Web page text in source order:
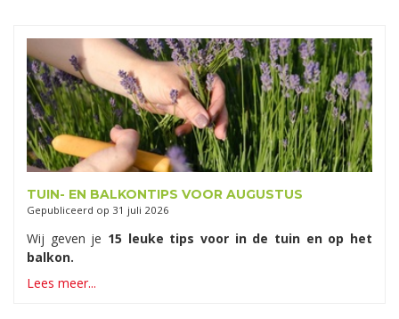
TUIN- EN BALKONTIPS VOOR AUGUSTUS
Gepubliceerd op 31 juli 2026
Wij geven je 15 leuke tips voor in de tuin en op het
balkon.
Lees meer...